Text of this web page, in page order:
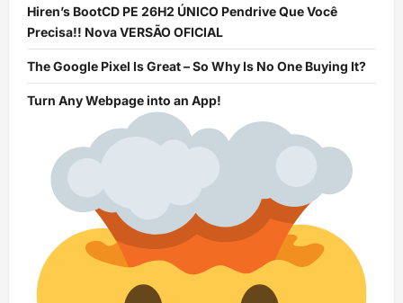
Hiren’s BootCD PE 26H2 ÚNICO Pendrive Que Você
Precisa!! Nova VERSÃO OFICIAL
The Google Pixel Is Great – So Why Is No One Buying It?
Turn Any Webpage into an App!